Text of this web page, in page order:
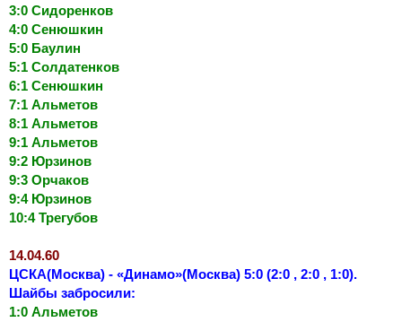
3:0 Сидоренков
4:0 Сенюшкин
5:0 Баулин
5:1 Солдатенков
6:1 Сенюшкин
7:1 Альметов
8:1 Альметов
9:1 Альметов
9:2 Юрзинов
9:3 Орчаков
9:4 Юрзинов
10:4 Трегубов
14.04.60
ЦСКА(Москва) - «Динамо»(Москва) 5:0 (2:0 , 2:0 , 1:0).
Шайбы забросили:
1:0 Альметов